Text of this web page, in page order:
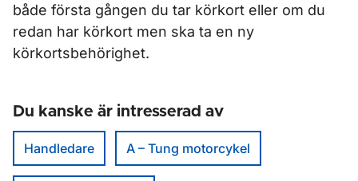
både första gången du tar körkort eller om du
redan har körkort men ska ta en ny
körkortsbehörighet.
Du kanske är intresserad av
Handledare A – Tung motorcykel